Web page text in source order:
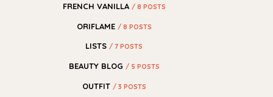
FRENCH VANILLA / 8 POSTS
ORIFLAME / 8 POSTS
LISTS/ 7 POSTS
BEAUTY BLOG / 5 POSTS
OUTFIT / 3 POSTS